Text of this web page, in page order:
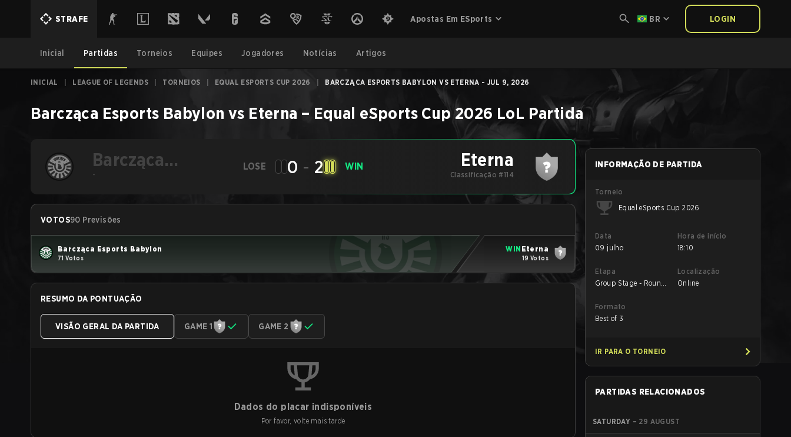
STRAFE Apostas Em ESports BR LOGIN
Inicial Partidas Torneios Equipes Jogadores Notícias Artigos
INICIAL LEAGUE OF LEGENDS TORNEIOS EQUAL ESPORTS CUP 2026 BARCZĄCA ESPORTS BABYLON VS ETERNA - JUL 9, 2026
Barcząca Esports Babylon vs Eterna – Equal eSports Cup 2026 LoL Partida
Barcząca
Esports Babylon
-
LOSE 0 - 2 WIN Eterna
Classificação #114
VOTOS90 Previsões
Barcząca Esports Babylon
71 Votos
WIN Eterna
19 Votos
RESUMO DA PONTUAÇÃO
VISÃO GERAL DA PARTIDA GAME 1 GAME 2
Dados do placar indisponíveis
Por favor, volte mais tarde
INFORMAÇÃO DE PARTIDA
Torneio
Equal eSports Cup 2026
Data
09 julho
Hora de início
18:10
Etapa
Group Stage - Round
Localização
Online
Formato
Best of 3
IR PARA O TORNEIO
PARTIDAS RELACIONADOS
SATURDAY – 29 AUGUST